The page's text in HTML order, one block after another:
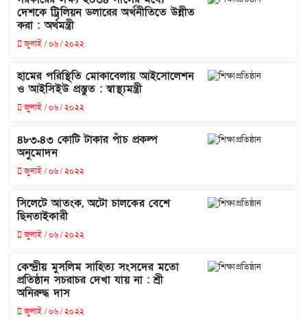
দেশকে ট্রিলিয়ন ডলারের অর্থনীতিতে উন্নীত
করা : অর্থমন্ত্রী
জুলাই / ০৬ / ২০২২
হামের পরিস্থিতি মোকাবেলায় আইসোলেশন
ও আইসিইউ প্রস্তুত : স্বাস্থ্যমন্ত্রী
জুলাই / ০৬ / ২০২২
৪৮৩.৪৩ কোটি টাকার পাঁচ প্রকল্প
অনুমোদন
জুলাই / ০৬ / ২০২২
সিলেটে আতংক, অটো চালকের বেশে
ছিনতাইকারী
জুলাই / ০৬ / ২০২২
কেন্দ্রীয় মুসলিম সাহিত্য সংসদের মতো
প্রতিষ্ঠান সচরাচর দেখা যায় না : শ্রী
অনিরুদ্ধ দাস
জুলাই / ০৬ / ২০২২